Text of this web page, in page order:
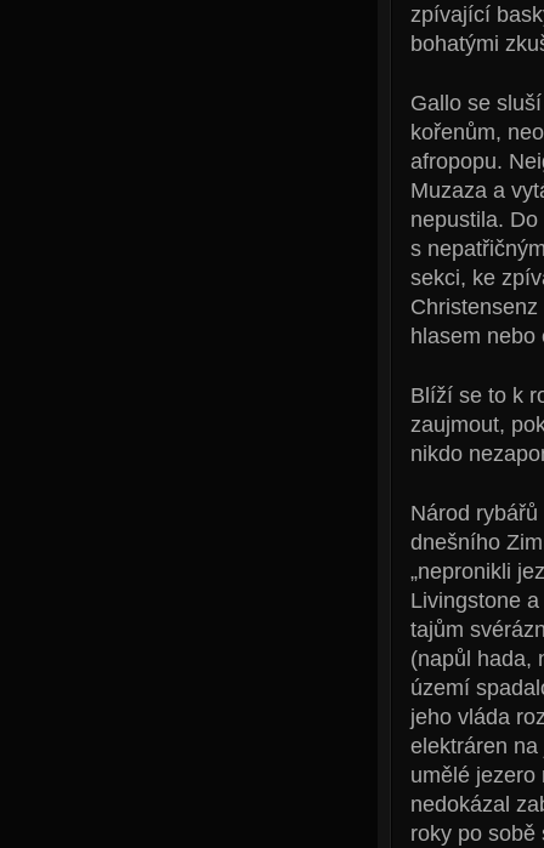
zpívající
bohatými
Gallo se
kořenům,
afropopu.
Muzaza a
nepustila.
s
sekci, ke
hlasem nebo
Blíží se to k
zaujmout,
nikdo
Národ
dnešního
„nepronikli
Livingstone
tajům
(napůl hada,
území
jeho vláda
elektráren
umělé jezero
nedokázal
roky po sobě